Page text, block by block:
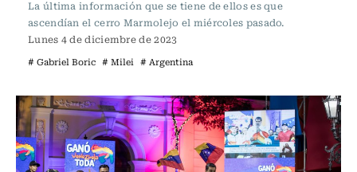
La última información que se tiene de ellos es que
ascendían el cerro Marmolejo el miércoles pasado.
Lunes 4 de diciembre de 2023
# Gabriel Boric # Milei # Argentina